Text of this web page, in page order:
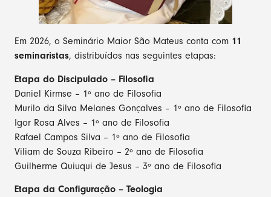
Em 2026, o Seminário Maior São Mateus conta com 11
seminaristas, distribuídos nas seguintes etapas:
Etapa do Discipulado – Filosofia
Daniel Kirmse – 1º ano de Filosofia
Murilo da Silva Melanes Gonçalves – 1º ano de Filosofia
Igor Rosa Alves – 1º ano de Filosofia
Rafael Campos Silva – 1º ano de Filosofia
Viliam de Souza Ribeiro – 2º ano de Filosofia
Guilherme Quiuqui de Jesus – 3º ano de Filosofia
Etapa da Configuração – Teologia